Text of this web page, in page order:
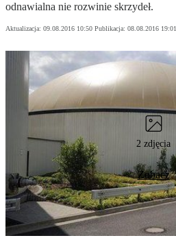
odnawialna nie rozwinie skrzydeł.
Aktualizacja: 09.08.2016 10:50 Publikacja: 08.08.2016 19:01
2 zdjęcia
Zobacz